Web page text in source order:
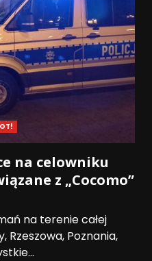
na celowniku
z „Cocomo”
na terenie całej
Rzeszowa, Poznania,